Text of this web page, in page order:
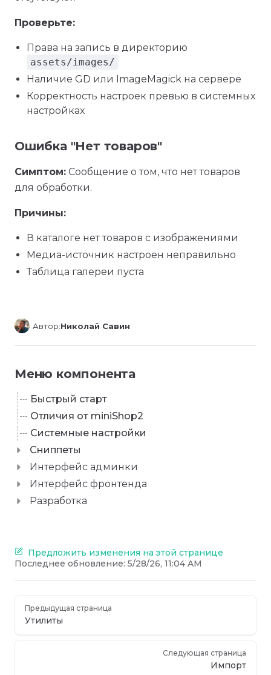
Проверьте:
Права на запись в директорию
assets/images/
Наличие GD или ImageMagick на сервере
Корректность настроек превью в системных
настройках
Ошибка "Нет товаров"
Симптом: Сообщение о том, что нет товаров
для обработки.
Причины:
В каталоге нет товаров с изображениями
Медиа-источник настроен неправильно
Таблица галереи пуста
Автор:Николай Савин
Меню компонента
Быстрый старт
Отличия от miniShop2
Системные настройки
Сниппеты
Интерфейс админки
Интерфейс фронтенда
Разработка
Предложить изменения на этой странице
Последнее обновление: 5/28/26, 11:04 AM
Предыдущая страница
Утилиты
Следующая страница
Импорт